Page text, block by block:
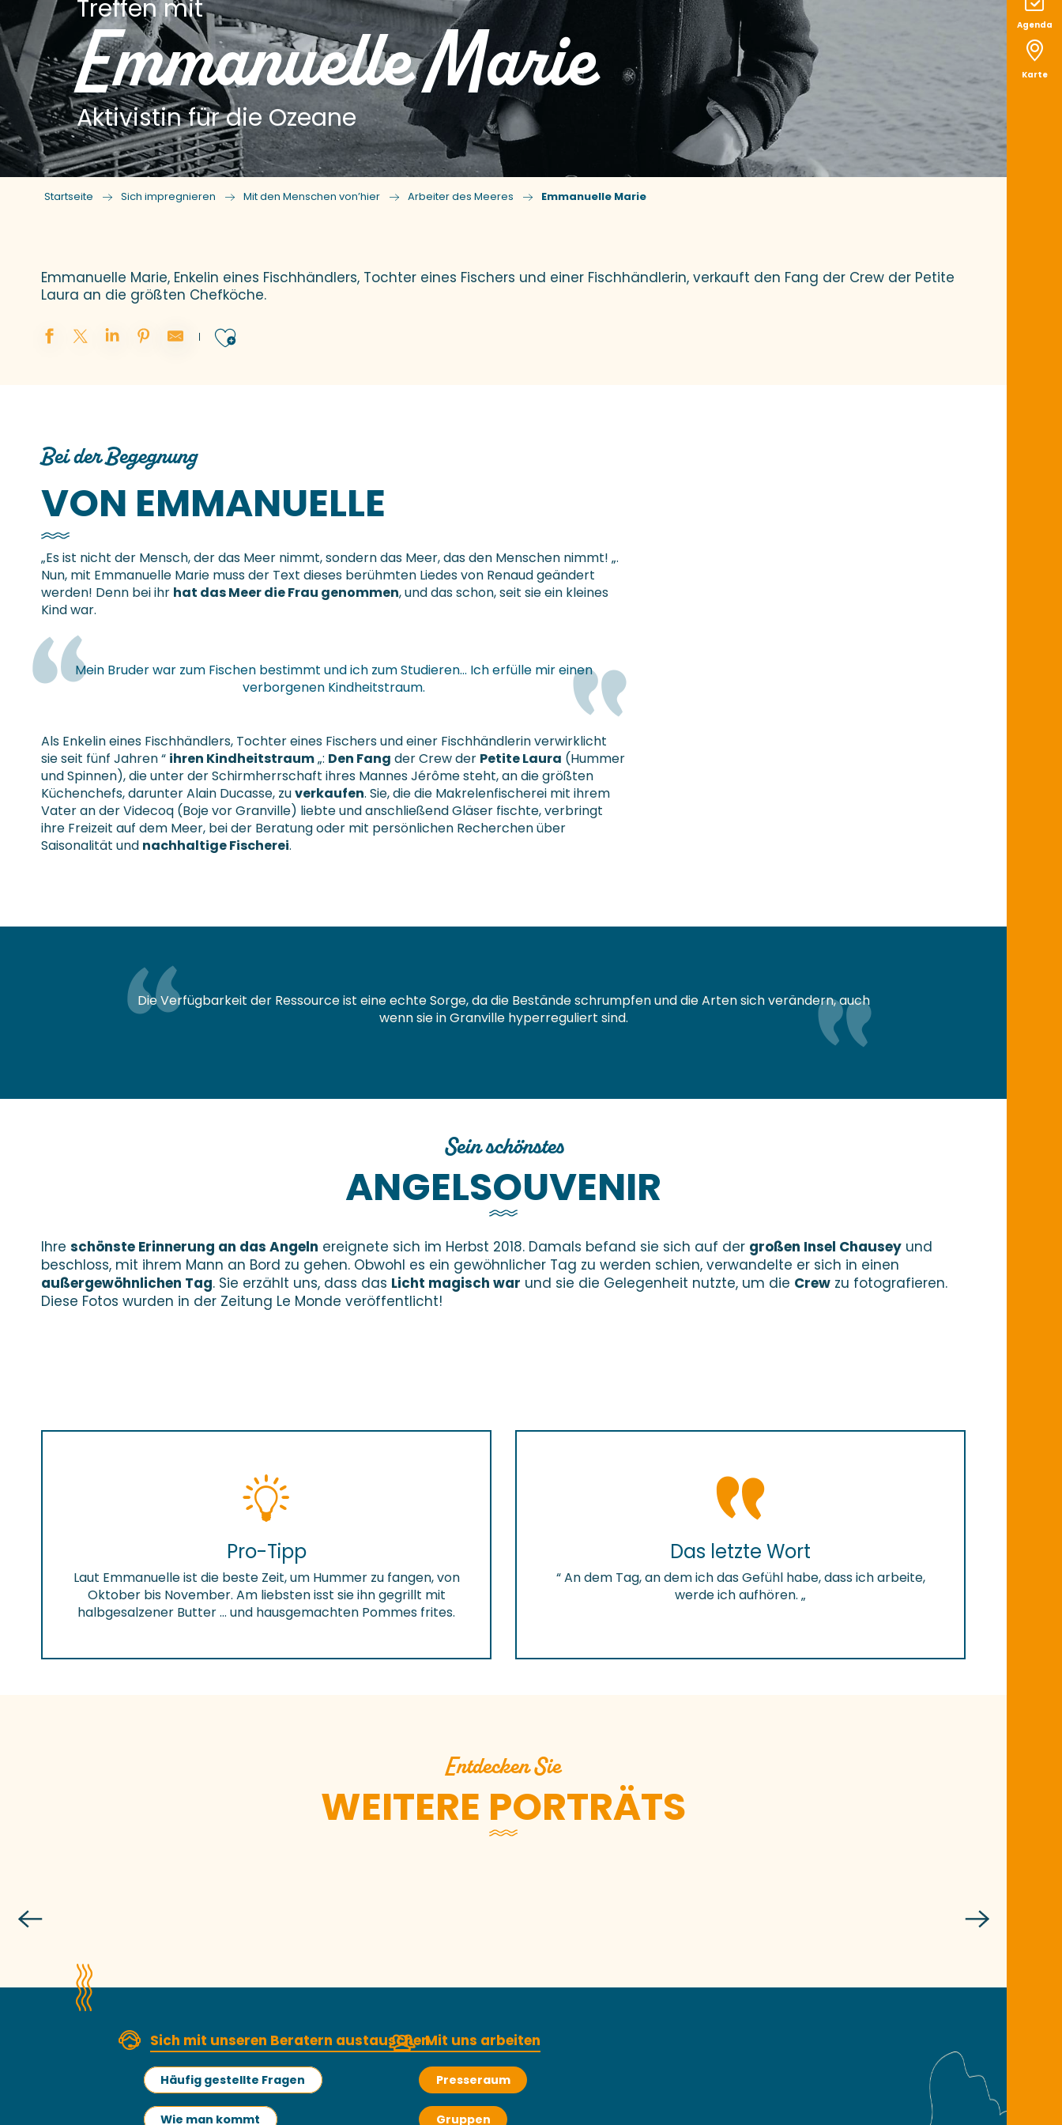
Agenda
Karte
Treffen mit
Emmanuelle Marie
Aktivistin für die Ozeane
Startseite Sich impregnieren Mit den Menschen von’hier Arbeiter des Meeres Emmanuelle Marie
Emmanuelle Marie, Enkelin eines Fischhändlers, Tochter eines Fischers und einer Fischhändlerin, verkauft den Fang der Crew der Petite
Laura an die größten Chefköche.
Ajouter aux favoris
Bei der Begegnung
VON EMMANUELLE
„Es ist nicht der Mensch, der das Meer nimmt, sondern das Meer, das den Menschen nimmt! „.
Nun, mit Emmanuelle Marie muss der Text dieses berühmten Liedes von Renaud geändert
werden! Denn bei ihr hat das Meer die Frau genommen, und das schon, seit sie ein kleines
Kind war.
Mein Bruder war zum Fischen bestimmt und ich zum Studieren… Ich erfülle mir einen
verborgenen Kindheitstraum.
Als Enkelin eines Fischhändlers, Tochter eines Fischers und einer Fischhändlerin verwirklicht
sie seit fünf Jahren “ ihren Kindheitstraum„: Den Fang der Crew der Petite Laura (Hummer
und Spinnen), die unter der Schirmherrschaft ihres Mannes Jérôme steht, an die größten
Küchenchefs, darunter Alain Ducasse, zuverkaufen. Sie, die die Makrelenfischerei mit ihrem
Vater an der Videcoq (Boje vor Granville) liebte und anschließend Gläser fischte, verbringt
ihre Freizeit auf dem Meer, bei der Beratung oder mit persönlichen Recherchen über
Saisonalität und nachhaltige Fischerei.
Die Verfügbarkeit der Ressource ist eine echte Sorge, da die Bestände schrumpfen und die Arten sich verändern, auch
wenn sie in Granville hyperreguliert sind.
Sein schönstes
ANGELSOUVENIR
Ihre schönste Erinnerung an das Angeln ereignete sich im Herbst 2018. Damals befand sie sich auf der großen Insel Chausey und
beschloss, mit ihrem Mann an Bord zu gehen. Obwohl es ein gewöhnlicher Tag zu werden schien, verwandelte er sich in einen
außergewöhnlichen Tag. Sie erzählt uns, dass das Licht magisch war und sie die Gelegenheit nutzte, um die Crew zu fotografieren.
Diese Fotos wurden in der Zeitung Le Monde veröffentlicht!
Pro-Tipp
Laut Emmanuelle ist die beste Zeit, um Hummer zu fangen, von
Oktober bis November. Am liebsten isst sie ihn gegrillt mit
halbgesalzener Butter … und hausgemachten Pommes frites.
Das letzte Wort
“ An dem Tag, an dem ich das Gefühl habe, dass ich arbeite,
werde ich aufhören. „
Entdecken Sie
WEITERE PORTRÄTS
Sich mit unseren Beratern austauschen
Häufig gestellte Fragen
Wie man kommt
Mit uns arbeiten
Presseraum
Gruppen